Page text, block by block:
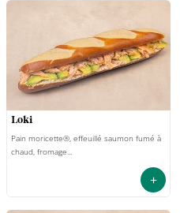
loki
Pain moricette®, effeuillé saumon fumé à
chaud, fromage...
+